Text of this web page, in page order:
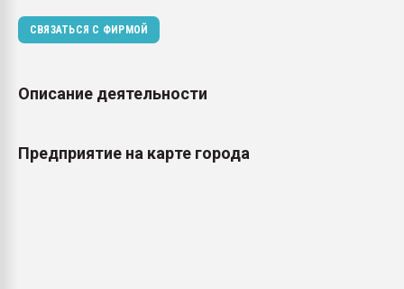
СВЯЗАТЬСЯ С ФИРМОЙ
Описание деятельности
Предприятие на карте города